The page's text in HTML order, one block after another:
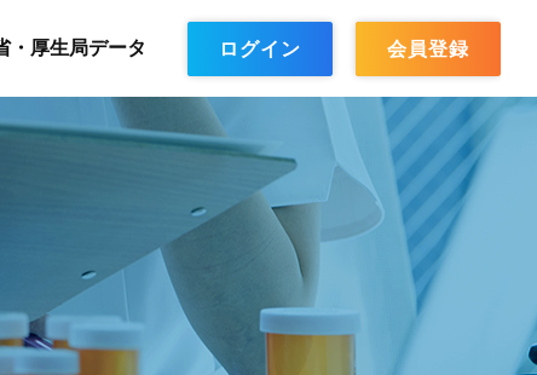
・厚生局データ ログイン 会員登録